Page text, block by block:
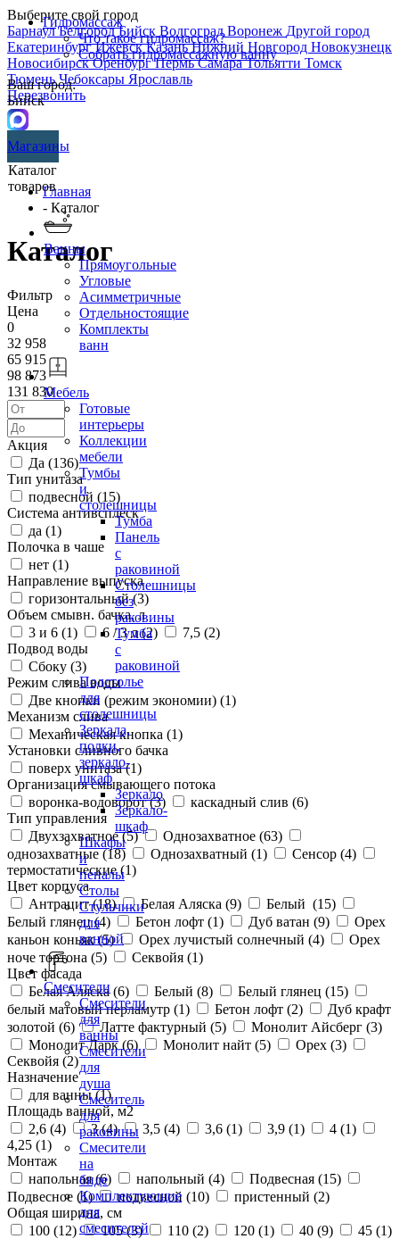
Выберите свой город
БарнаулБелгородБийск ВолгоградВоронеж Другой город
ЕкатеринбургИжевскКазаньНижний Новгород Новокузнецк
НовосибирскОренбургПермьСамараТольятти Томск
ТюменьЧебоксары Ярославль
Перезвонить
Гидромассаж
Что такое гидромассаж?
Собрать гидромассажную ванну
Ваш город:
Бийск
Магазины
Каталог
товаров
Ванны
Прямоугольные
Угловые
Асимметричные
Отдельностоящие
Комплекты
ванн
Мебель
Готовые
интерьеры
Коллекции
мебели
Тумбы
и
столешницы
Тумба
Панель
с
раковиной
Столешницы
без
раковины
Тумба
с
раковиной
Подстолье
для
столешницы
Зеркала,
полки,
зеркало-
шкаф
Зеркало
Зеркало-
шкаф
Шкафы
и
пеналы
Столы
Стульчики
для
ванной
Смесители
Смесители
для
ванны
Смесители
для
душа
Смеситель
для
раковины
Смесители
на
биде
Комплектующие
для
смесителей
Главная
- Каталог
Каталог
Фильтр
Цена
0
32 958
65 915
98 873
131 830
Акция
Да (136)
Тип унитаза
подвесной (15)
Система антивсплеск
да (1)
Полочка в чаше
нет (1)
Направление выпуска
горизонтальный (3)
Объем смывн. бачка, л
3 и 6 (1) 6 / 3 л (2) 7,5 (2)
Подвод воды
Сбоку (3)
Режим слива воды
Две кнопки (режим экономии) (1)
Механизм слива
Механическая кнопка (1)
Установки сливного бачка
поверх унитаза (1)
Организация смывающего потока
воронка-водоворот (3) каскадный слив (6)
Тип управления
Двухзахватное (5) Однозахватное (63)
однозахватные (18) Однозахватный (1) Сенсор (4)
термостатические (1)
Цвет корпуса
Антрацит (18) Белая Аляска (9) Белый (15)
Белый глянец (4) Бетон лофт (1) Дуб ватан (9)
Орех
каньон коньяк (5) Орех лучистый солнечный (4)
Орех
ноче тортона (5) Секвойя (1)
Цвет фасада
Белая Аляска (6) Белый (8) Белый глянец (15)
белый матовый перламутр (1) Бетон лофт (2)
Дуб крафт
золотой (6) Латте фактурный (5) Монолит Айсберг (3)
Монолит Дарк (6) Монолит найт (5) Орех (3)
Секвойя (2)
Назначение
для ванны (1)
Площадь ванной, м2
2,6 (4) 3 (4) 3,5 (4) 3,6 (1) 3,9 (1) 4 (1)
4,25 (1)
Монтаж
напольная (6) напольный (4) Подвесная (15)
Подвесное (1) подвесной (10) пристенный (2)
Общая ширина, см
100 (12) 105 (3) 110 (2) 120 (1) 40 (9) 45 (1)